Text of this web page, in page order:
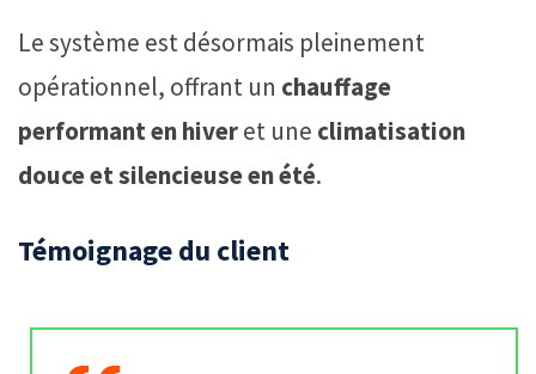
Le système est désormais pleinement
opérationnel, offrant un chauffage
performant en hiveret une climatisation
douce et silencieuse en été.
Témoignage du client